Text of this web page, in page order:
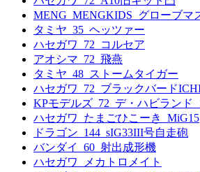
MENG_MENGKIDS_グローブマ
タミヤ_35_ヘッツァー
ハセガワ_72_コルセア
アオシマ_72_飛燕
タミヤ_48_ストームタイガー
ハセガワ_72_ブラックバード
KPモデルズ_72_デ・ハビランド_
ハセガワ_たまごひこーき_MiG15
ドラゴン_144_sIG33III号自走砲
バンダイ_60_射出成形機
ハセガワ_メカトロメイト